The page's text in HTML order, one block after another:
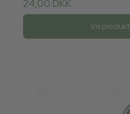
24,00 DKK
Vis produkt